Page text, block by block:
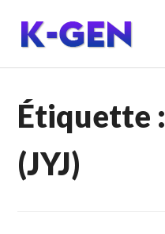
contenu
principal
K-GEN
Étiquette
(JYJ)